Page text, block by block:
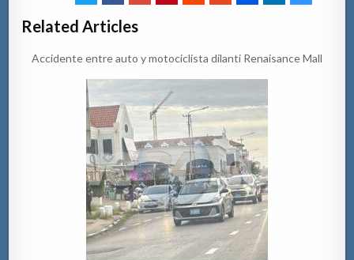
Related Articles
Accidente entre auto y motociclista dilanti Renaisance Mall